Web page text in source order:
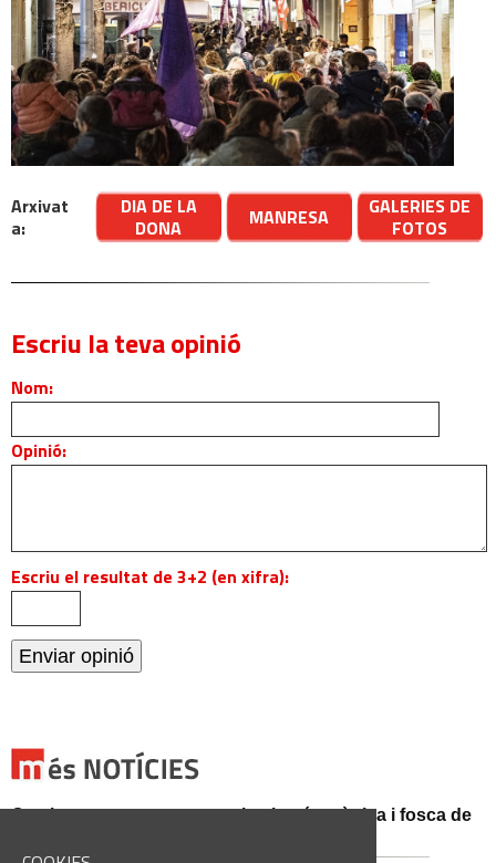
Arxivat
a:
DIA DE LA
DONA
MANRESA
GALERIES DE
FOTOS
Escriu la teva opinió
Nom:
Opinió:
Escriu el resultat de 3+2 (en xifra):
Catalunya es prepara per a la nit més màgica i fosca de